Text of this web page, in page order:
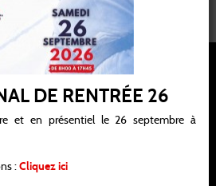
DE RENTRÉE 26
et en présentiel le 26 septembre à
: Cliquez ici